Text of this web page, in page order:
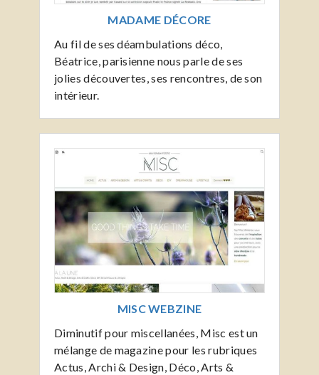
MADAME DÉCORE
Au fil de ses déambulations déco,
Béatrice, parisienne nous parle de ses
jolies découvertes, ses rencontres, de son
intérieur.
MISC WEBZINE
Diminutif pour miscellanées, Misc est un
mélange de magazine pour les rubriques
Actus, Archi & Design, Déco, Arts &